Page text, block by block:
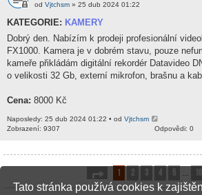
Tato stránka používá cookies k
od Vjtchsm » 25 dub 2024 01:22
KATEGORIE: KAMERY
Dobrý den. Nabízím k prodeji profesionální
FX1000. Kamera je v dobrém stavu, pouze
kameře přikládám digitální rekordér Datavideo
o velikosti 32 Gb, externí mikrofon, brašnu a
Cena: 8000 Kč
Naposledy: 25 dub 2024 01:22 • od Vjtchsm
Odpovědi: 0
Zobrazení: 9307
Stránka 1z 10
1 2 3 4 10